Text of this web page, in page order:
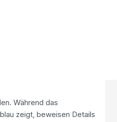
Während das
zeigt, beweisen Details